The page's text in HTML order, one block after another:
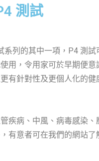
測試
系列的其中一項，P4 測試
用，令用家可於早期便意
有針對性及更個人化的健
疾病、中風、病毒感染、
有意者可在我們的網站了